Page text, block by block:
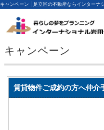
キャンペーン | 足立区の不動産ならインターナ
キャンペーン
賃貸物件ご成約の方へ仲介